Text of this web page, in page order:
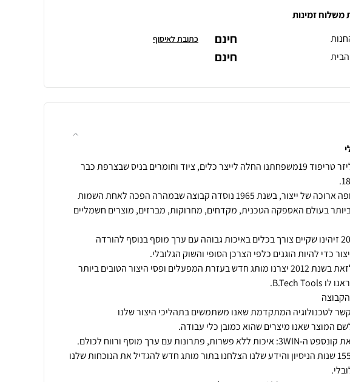
משלוח זמינות
חינם כתובת לאיסוף
חינם
חצובה לליזר טריפוד 19משפחתנו החלה לייצר כלים, ציוד וחומרים בניס שבצרפת כבר
אחרי תקופה ארוכה של ייצור, בשנת 1965 נוסדה קבוצה שבמהרה הפכה לאחת השמות
בעולם האספקה הטכנית, מקדחים, מחרוקות, מברזים, מוצרים חשמליים
בשנת 2008 זיהינו שקיים צורך בכלים באיכות גבוהה עם ערך מוסף בנוסף להורדה
בהתאם לזאת בשנת 2012 יצרנו מותג חדש בעזרת המפעלים ופסי היצור הטובים ביותר
הודות ל-155 שנות הניסיון והידע שלנו הצלחנו בתור מותג חדש להגדיל את הנוכחות שלנו